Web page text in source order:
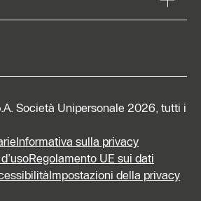
Società Unipersonale 2026, tutti i
Informativa sulla privacy
Regolamento UE sui dati
Impostazioni della privacy